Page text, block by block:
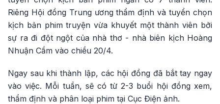
Riêng Hội đồng Trung ương thẩm định và tuyển chọn
kịch bản phim truyện vừa khuyết một thành viên bởi
sự ra đi đột ngột của nhà thơ - nhà biên kịch Hoàng
Nhuận Cầm vào chiều 20/4.
Ngay sau khi thành lập, các hội đồng đã bắt tay ngay
vào việc. Mỗi tuần, sẽ có từ 2-3 buổi hội đồng xem,
thẩm định và phân loại phim tại Cục Điện ảnh.